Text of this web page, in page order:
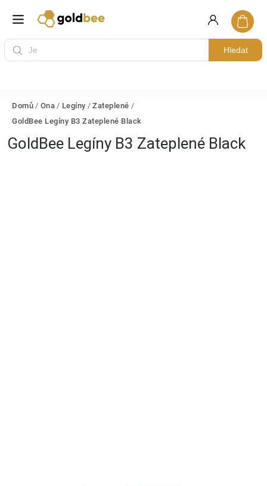
Hledat
Domů / Ona / Legíny / Zateplené /
GoldBee Legíny B3 Zateplené Black
GoldBee Legíny B3 Zateplené Black